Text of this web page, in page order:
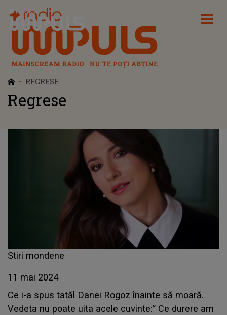
Radio Impuls
REGRESE
Regrese
Stiri mondene
11 mai 2024
Ce i-a spus tatăl Danei Rogoz înainte să moară.
Vedeta nu poate uita acele cuvinte:” Ce durere am